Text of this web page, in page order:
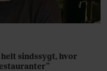
sindssygt, hvor